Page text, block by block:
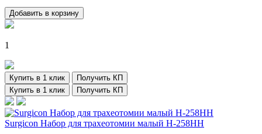
Добавить в корзину
1
Купить в 1 клик
Получить КП
Купить в 1 клик
Получить КП
Surgicon Набор для трахеотомии малый Н-258НН